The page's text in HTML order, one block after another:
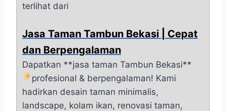
terlihat dari
Jasa Taman Tambun Bekasi | Cepat
dan Berpengalaman
Dapatkan **jasa taman Tambun Bekasi**
profesional & berpengalaman! Kami
hadirkan desain taman minimalis,
landscape, kolam ikan, renovasi taman,